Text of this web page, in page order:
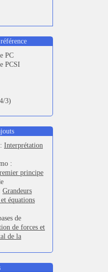
PC
PCSI
3)
Interprétation
:
principe
Grandeurs
équations
de
de forces et
de la
de